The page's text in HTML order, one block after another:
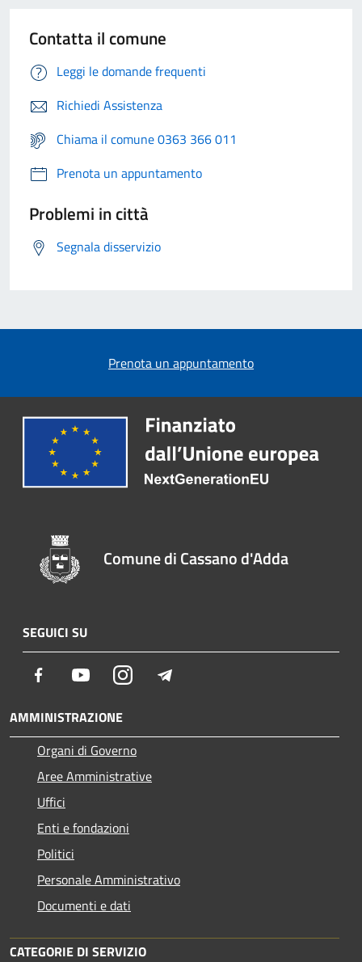
Contatta il comune
Leggi le domande frequenti
Richiedi Assistenza
Chiama il comune 0363 366 011
Prenota un appuntamento
Problemi in città
Segnala disservizio
Prenota un appuntamento
Comune di Cassano d'Adda
SEGUICI SU
Facebook YoutubeInstagram
AMMINISTRAZIONE
Organi di Governo
Aree Amministrative
Uffici
Enti e fondazioni
Politici
Personale Amministrativo
Documenti e dati
CATEGORIE DI SERVIZIO